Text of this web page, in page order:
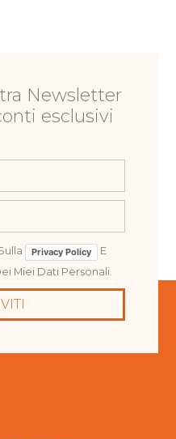
Newsletter
esclusivi
Privacy Policy
E
Miei Dati Personali.